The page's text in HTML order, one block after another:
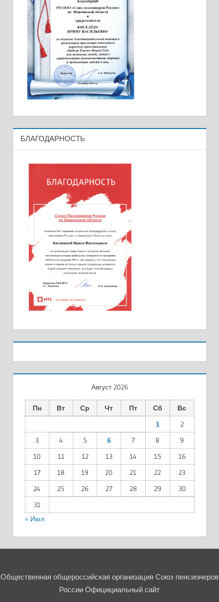
БЛАГОДАРНОСТЬ
Август 2026
Пн Вт Ср Чт Пт Сб
Вс
1
2
3
4 5 6 7 8
9
10
11 12 13 14 15
16
17
18 19 20 21 22
23
24
25 26 27 28 29
30
31
« Июл
Общественная общероссийская организация Союз пенсионеров
России Официциальный сайт